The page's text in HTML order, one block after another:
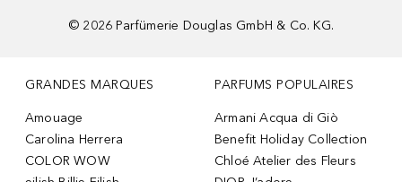
© 2026 Parfümerie Douglas GmbH & Co. KG.
GRANDES MARQUES
Amouage
Carolina Herrera
COLOR WOW
PARFUMS POPULAIRES
Armani Acqua di Giò
Benefit Holiday Collection
Chloé Atelier des Fleurs